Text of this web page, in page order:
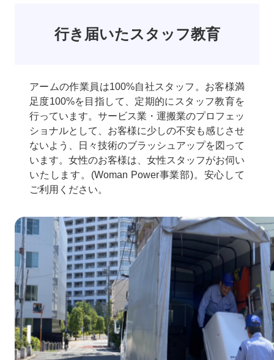
行き届いたスタッフ教育
アームの作業員は100%自社スタッフ。お客様満
足度100%を目指して、定期的にスタッフ教育を
行っています。サービス業・運搬業のプロフェッ
ショナルとして、お客様に少しの不安も感じさせ
ないよう、日々技術のブラッシュアップを図って
います。女性のお客様は、女性スタッフがお伺い
いたします。(Woman Power事業部)。安心して
ご利用ください。